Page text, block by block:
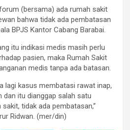
(bersama) ada rumah sakit
bahwa tidak ada pembatasan
BPJS Kantor Cabang Barabai.
itu indikasi medis masih perlu
pasien, maka Rumah Sakit
medis tanpa ada batasan.
lagi kasus membatasi rawat inap,
dan itu dianggap salah satu
tidak ada pembatasan,”
Ridwan. (mer/din)